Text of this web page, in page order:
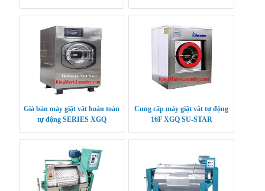
Giá bán máy giặt vắt hoàn toàn
tự động SERIES XGQ
Cung cấp máy giặt vắt tự động
16F XGQ SU-STAR